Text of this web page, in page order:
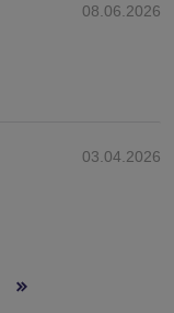
08.06.2026
03.04.2026